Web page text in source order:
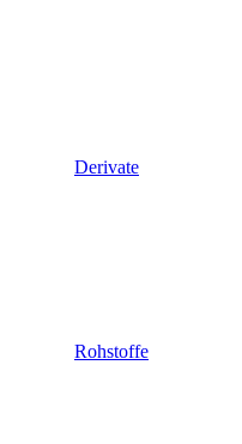
Derivate
Rohstoffe